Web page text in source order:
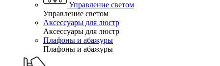
Управление светом
Управление светом
Аксессуары для люстр
Аксессуары для люстр
Плафоны и абажуры
Плафоны и абажуры